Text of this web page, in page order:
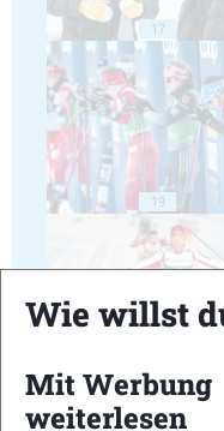
17
19
Wie willst
Mit Werbung
weiterlesen